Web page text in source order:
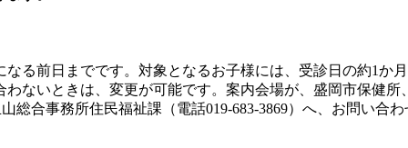
る前日までです。対象となるお子様には、受診日の約1か
ないときは、変更が可能です。案内会場が、盛岡市保健
合事務所住民福祉課（電話019-683-3869）へ、お問い合